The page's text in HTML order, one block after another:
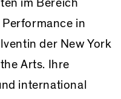
im Bereich
in
der New York
Arts. Ihre
international